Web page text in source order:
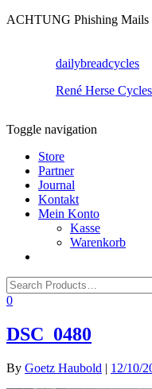
ACHTUNG Phishing Mails
dailybreadcycles
René Herse
Toggle navigation
Store
Partner
Journal
Kontakt
Mein Konto
Kasse
Warenkorb
0
DSC_0480
By Goetz Haubold | 12/10/